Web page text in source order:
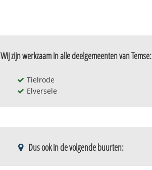
Wij zijn werkzaam in alle deelgemeenten van Temse:
Tielrode
Elversele
Dus ook in de volgende buurten: